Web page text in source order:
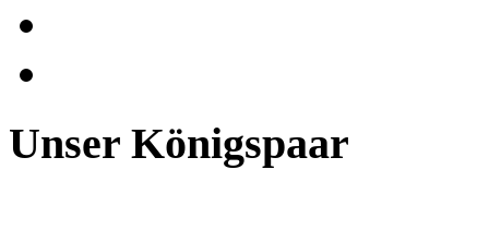
Unser Königspaar